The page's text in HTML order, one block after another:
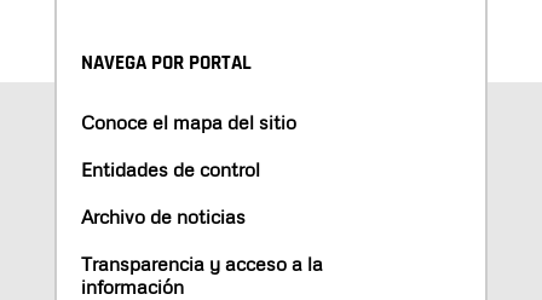
NAVEGA POR PORTAL
Conoce el mapa del sitio
Entidades de control
Archivo de noticias
Transparencia y acceso a la
información